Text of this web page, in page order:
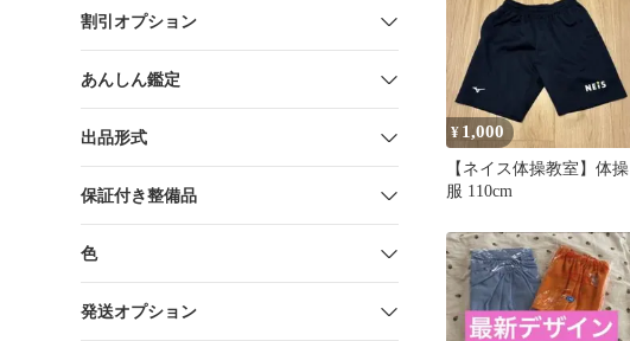
割引オプション
あんしん鑑定
出品形式
保証付き整備品
色
発送オプション
¥ 1,000
【ネイス体操教室】体操
服 110cm